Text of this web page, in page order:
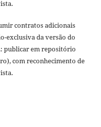
contratos adicionais
exclusiva da versão do
publicar em repositório
com reconhecimento de